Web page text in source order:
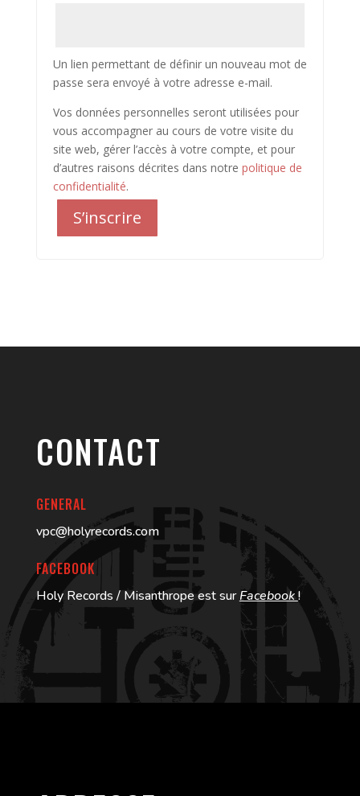
Un lien permettant de définir un nouveau mot de
passe sera envoyé à votre adresse e-mail.
Vos données personnelles seront utilisées pour
vous accompagner au cours de votre visite du
site web, gérer l’accès à votre compte, et pour
d’autres raisons décrites dans notre politique de
confidentialité.
S’inscrire
CONTACT
GENERAL
vpc@holyrecords.com
FACEBOOK
Holy Records / Misanthrope est surFacebook!